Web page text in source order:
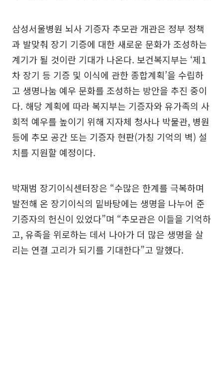
삼성서울병원 뇌사 기증자 추모관 개관은 정부 정책
과 발맞춰 장기 기증에 대한 새로운 문화가 조성하는
계기가 될 것이란 기대가 나온다. 보건복지부는 ‘제1
차 장기 등 기증 및 이식에 관한 종합계획’을 수립하
고 생명나눔 예우 문화를 조성하는 방안을 추진 중이
다. 해당 계획에 따라 복지부는 기증자와 유가족의 사
회적 예우를 높이기 위해 지자체 청사나 박물관, 병원
등에 추모 공간 또는 기증자 현판(가칭 기억의 벽) 설
치를 지원할 예정이다.
박재범 장기이식센터장은 “수많은 한계를 극복하며
발전해 온 장기이식의 밑바탕에는 생명을 나누어 준
기증자의 헌신이 있었다”며 “추모관은 이들을 기억하
고, 유족을 위로하는 데서 나아가 더 많은 생명을 살
리는 연결 고리가 되기를 기대한다”고 말했다.